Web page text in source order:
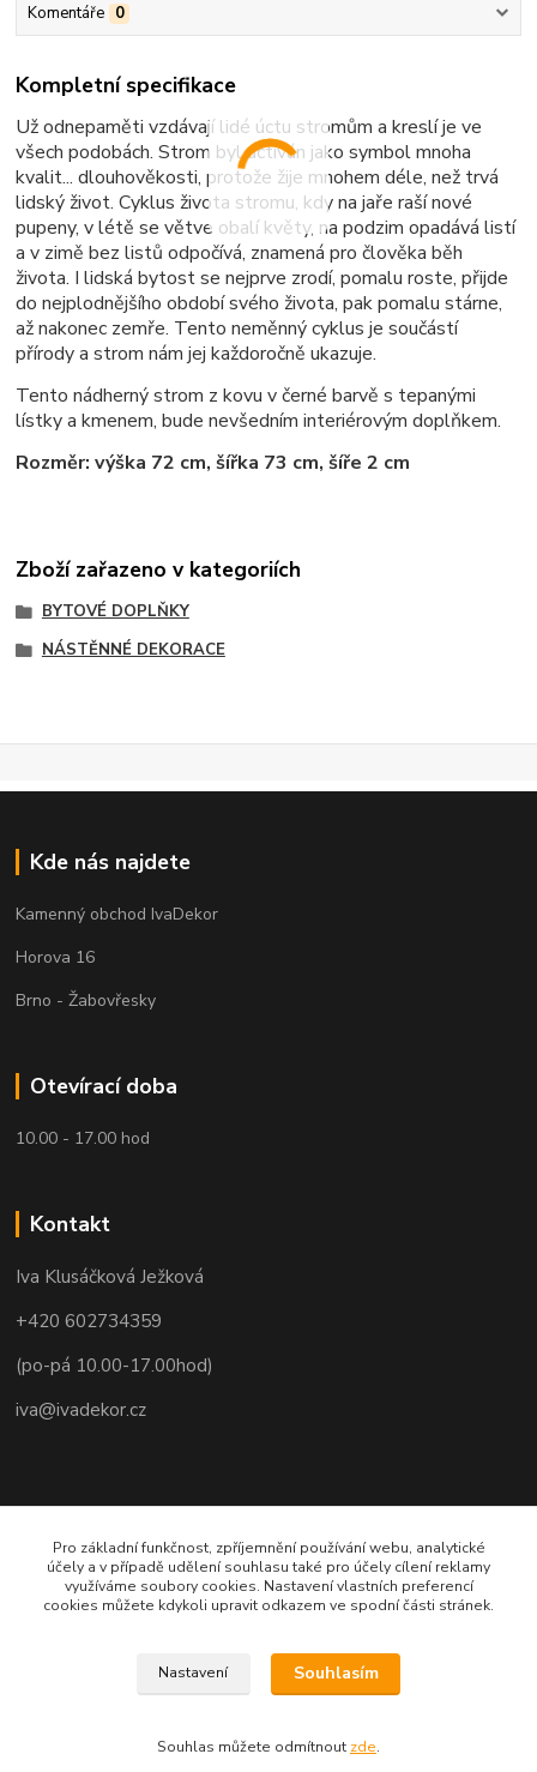
Komentáře 0
Kompletní specifikace
Už odnepaměti vzdávají lidé úctu stromům a kreslí je ve
všech podobách. Strom byl uctíván jako symbol mnoha
kvalit... dlouhověkosti, protože žije mnohem déle, než trvá
lidský život. Cyklus života stromu, kdy na jaře raší nové
pupeny, v létě se větve obalí květy, na podzim opadává listí
a v zimě bez listů odpočívá, znamená pro člověka běh
života. I lidská bytost se nejprve zrodí, pomalu roste, přijde
do nejplodnějšího období svého života, pak pomalu stárne,
až nakonec zemře. Tento neměnný cyklus je součástí
přírody a strom nám jej každoročně ukazuje.
Tento nádherný strom z kovu v černé barvě s tepanými
lístky a kmenem, bude nevšedním interiérovým doplňkem.
Rozměr: výška 72 cm, šířka 73 cm, šíře 2 cm
Zboží zařazeno v kategoriích
BYTOVÉ DOPLŇKY
NÁSTĚNNÉ DEKORACE
Kde nás najdete
Kamenný obchod IvaDekor
Horova 16
Brno - Žabovřesky
Otevírací doba
10.00 - 17.00 hod
Kontakt
Iva Klusáčková Ježková
+420 602734359
(po-pá 10.00-17.00hod)
iva@ivadekor.cz
Pro základní funkčnost, zpříjemnění používání webu, analytické
účely a v případě udělení souhlasu také pro účely cílení reklamy
využíváme soubory cookies. Nastavení vlastních preferencí
cookies můžete kdykoli upravit odkazem ve spodní části stránek.
Nastavení Souhlasím
Souhlas můžete odmítnout zde.